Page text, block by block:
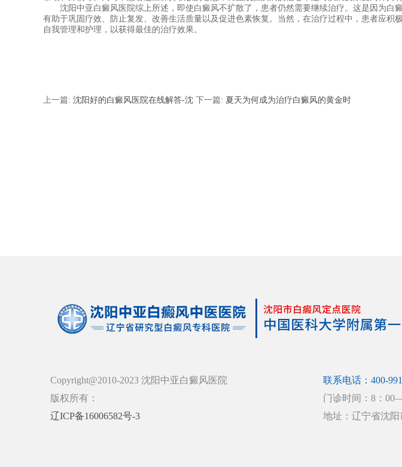
沈阳中亚白癜风医院综上所述，即使白癜风不扩散了，患者仍然需要继续治疗。这是因为白
有助于巩固疗效、防止复发、改善生活质量以及促进色素恢复。当然，在治疗过程中，患者应积
自我管理和护理，以获得最佳的治疗效果。
上一篇: 沈阳好的白癜风医院在线解答-沈 下一篇: 夏天为何成为治疗白癜风的黄金时
Copyright@2010-2023 沈阳中亚白癜风医院
版权所有：
辽ICP备16006582号-3
联系电话：400-
门诊时间：8：
地址：辽宁省沈